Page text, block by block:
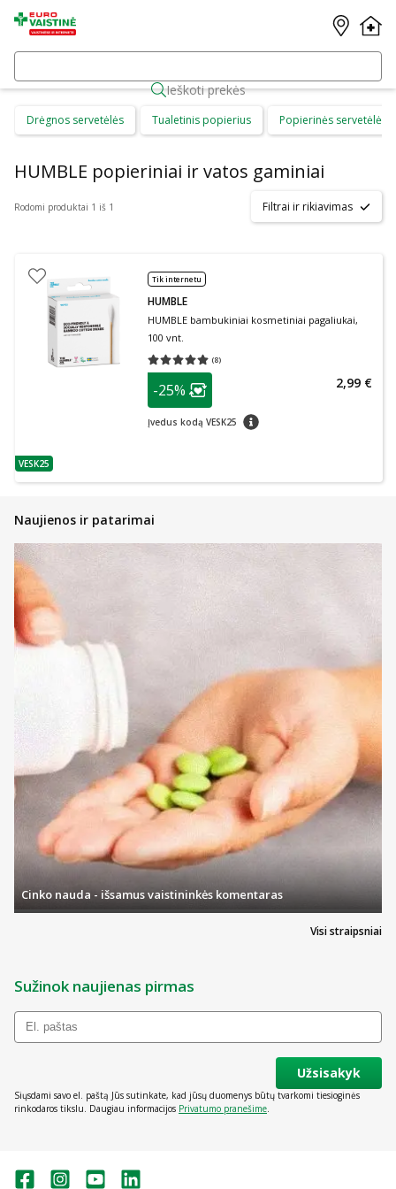
Ieškoti prekės
Drėgnos servetėlės Tualetinis popierius Popierinės servetėlės
HUMBLE popieriniai ir vatos gaminiai
Rodomi produktai 1 iš 1 Filtrai ir rikiavimas
patarimas
VESK25
Tik internetu
HUMBLE
HUMBLE bambukiniai kosmetiniai pagaliukai,
100 vnt.
(8)
Vidutinis įvertinimas 5.00
patarimas
Lojalumo klubo narių nuolaida
-25%
Įvedus kodą VESK25 patarimas
2,99 €
Naujienos ir patarimai
Visi straipsniai
Cinko nauda - išsamus vaistininkės komentaras
Sužinok naujienas pirmas
Užsisakyk
Siųsdami savo el. paštą Jūs sutinkate, kad jūsų duomenys būtų tvarkomi tiesioginės
rinkodaros tikslu. Daugiau informacijos Privatumo pranešime.